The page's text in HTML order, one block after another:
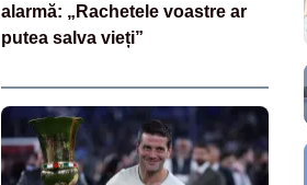
alarmă: „Rachetele voastre ar
putea salva vieți”